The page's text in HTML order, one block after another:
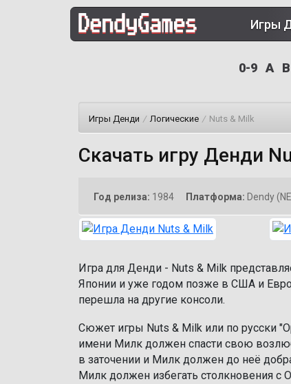
Игры
0-9 A B
Игры Денди / Логические / Nuts & Milk
Скачать игру Денди
Год релиза: 1984 Платформа: Dendy
Игра для Денди - Nuts & Milk
Японии и уже годом позже в США и
перешла на другие консоли.
Сюжет игры Nuts & Milk или по русски
имени Милк должен спасти свою
в заточении и Милк должен до неё
Милк должен избегать столкновения с